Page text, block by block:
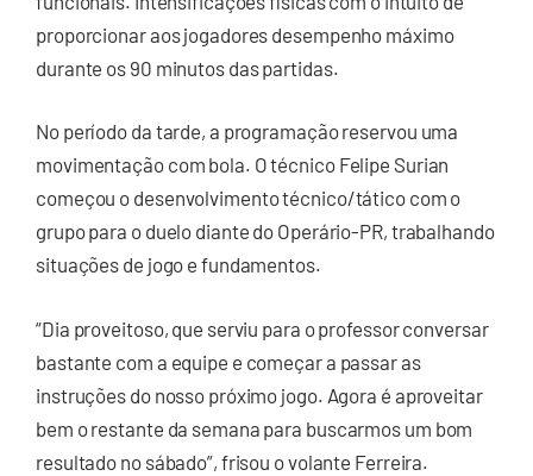
proporcionar aos jogadores desempenho máximo
durante os 90 minutos das partidas.
No período da tarde, a programação reservou uma
movimentação com bola. O técnico Felipe Surian
começou o desenvolvimento técnico/tático com o
grupo para o duelo diante do Operário-PR, trabalhando
situações de jogo e fundamentos.
“Dia proveitoso, que serviu para o professor conversar
bastante com a equipe e começar a passar as
instruções do nosso próximo jogo. Agora é aproveitar
bem o restante da semana para buscarmos um bom
resultado no sábado”, frisou o volante Ferreira.